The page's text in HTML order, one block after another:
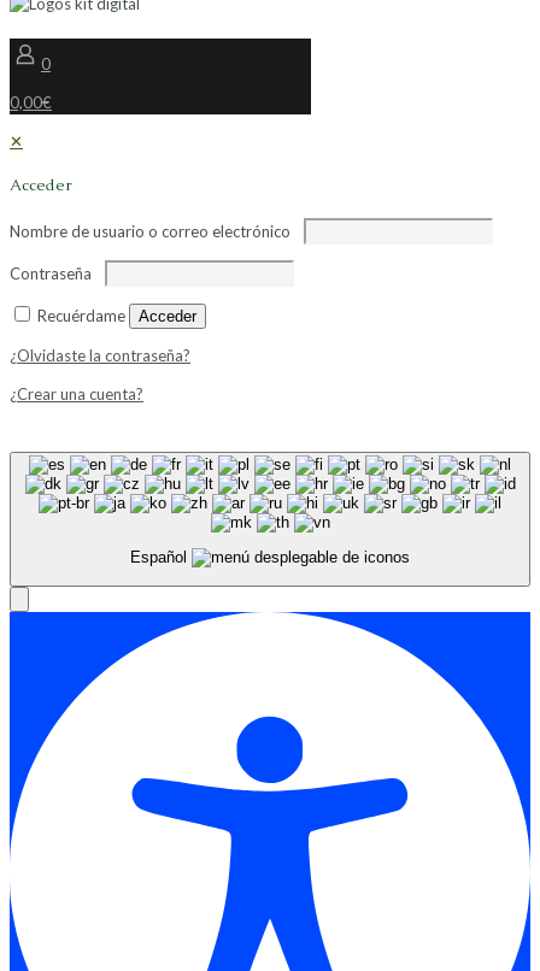
0
0,00€
✕
Acceder
Nombre de usuario o correo electrónico
Contraseña
Recuérdame Acceder
¿Olvidaste la contraseña?
¿Crear una cuenta?
Español